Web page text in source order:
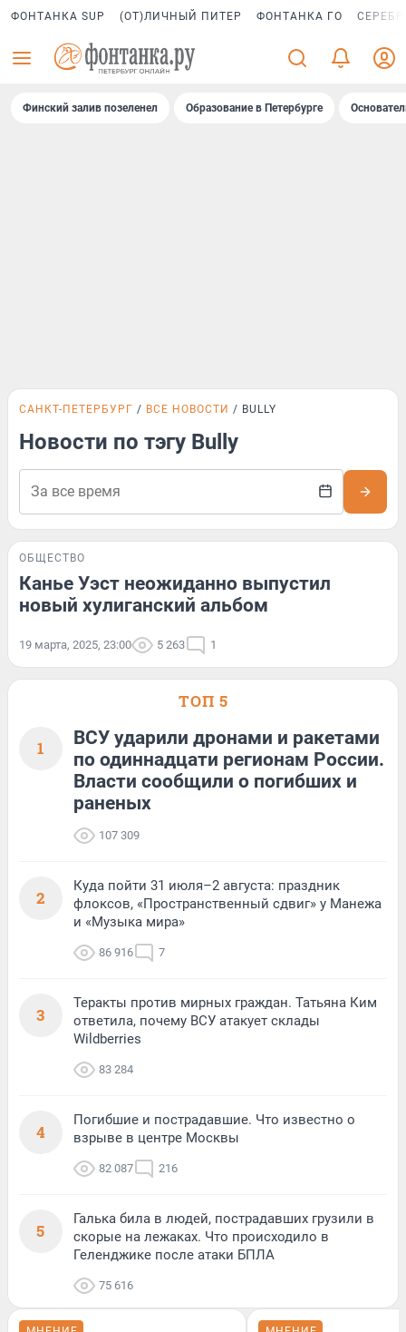
ФОНТАНКА SUP (ОТ)ЛИЧНЫЙ ПИТЕР ФОНТАНКА ГО
Финский залив позеленел Образование в Петербурге
САНКТ-ПЕТЕРБУРГ ВСЕ НОВОСТИ BULLY
Новости по тэгу Bully
ОБЩЕСТВО
Канье Уэст неожиданно выпустил
новый хулиганский альбом
19 марта, 2025, 23:00 5 263 1
ТОП 5
1
ВСУ ударили дронами и ракетами
по одиннадцати регионам России.
Власти сообщили о погибших и
раненых
107 309
2
Куда пойти 31 июля–2 августа: праздник
флоксов, «Пространственный сдвиг» у Манежа
и «Музыка мира»
86 916 7
3
Теракты против мирных граждан. Татьяна Ким
ответила, почему ВСУ атакует склады
Wildberries
83 284
4
Погибшие и пострадавшие. Что известно о
взрыве в центре Москвы
82 087 216
5
Галька била в людей, пострадавших грузили в
скорые на лежаках. Что происходило в
Геленджике после атаки БПЛА
75 616